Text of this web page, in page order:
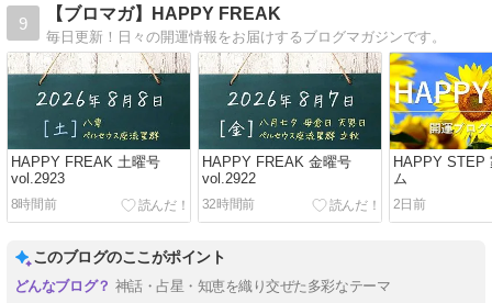
9
【ブロマガ】HAPPY FREAK
毎日更新！日々の開運情報をお届けするブログマガジンです。
HAPPY FREAK 土曜号
vol.2923
8時間前
HAPPY FREAK 金曜号
vol.2922
32時間前
HAPPY STEP
ム
2日前
このブログのここがポイント
神話・占星・知恵を織り交ぜた多彩なテーマ